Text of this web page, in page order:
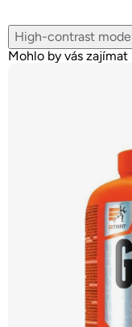
High-contrast mode
Mohlo by vás zajímat